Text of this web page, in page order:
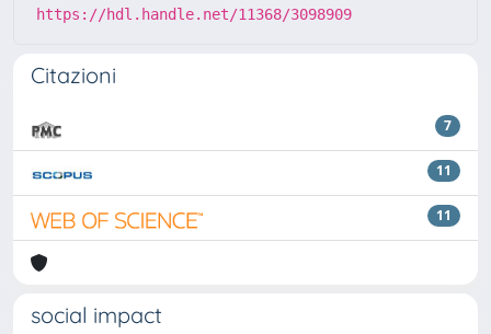
https://hdl.handle.net/11368/3098909
Citazioni
7
11
11
social impact